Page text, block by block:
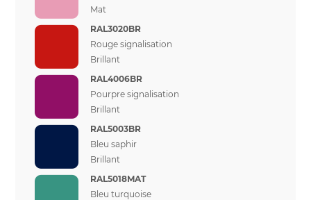
Mat
RAL3020BR
Rouge signalisation
Brillant
RAL4006BR
Pourpre signalisation
Brillant
RAL5003BR
Bleu saphir
Brillant
RAL5018MAT
Bleu turquoise